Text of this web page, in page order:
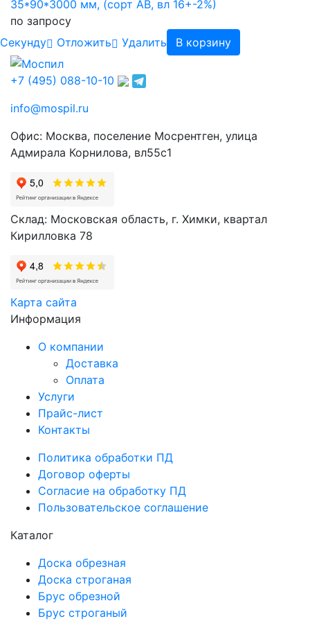
35*90*3000 мм, (сорт AB, вл 16+-2%)
по запросу
Cекунду
Отложить Удалить В корзину
+7 (495) 088-10-10
info@mospil.ru
Офис: Москва, поселение Мосрентген, улица
Адмирала Корнилова, вл55с1
Склад: Московская область, г. Химки, квартал
Кирилловка 78
Карта сайта
Информация
О компании
Доставка
Оплата
Услуги
Прайс-лист
Контакты
Политика обработки ПД
Договор оферты
Согласие на обработку ПД
Пользовательское соглашение
Каталог
Доска обрезная
Доска строганая
Брус обрезной
Брус строганый